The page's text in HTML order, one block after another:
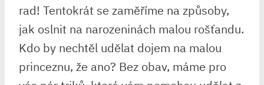
rad! Tentokrát se zaměříme ‍na‌ způsoby,⁢
jak oslnit‍ na narozeninách‌ malou ⁤rošťandu.
Kdo by nechtěl udělat dojem ⁢na malou
⁤princeznu, že‌ ano? Bez obav,‌ máme ‌pro